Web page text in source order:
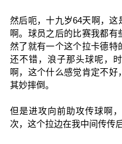
然后呃，十九岁64天啊，
啊。球员之后的比赛我都
然了就有一个这个拉卡德特
还不错，浪子那头球呢，
啊，这个什么感觉肯定不
其妙摔倒。
但是进攻向前助攻传球啊
次，这个拉边在我中间传传后